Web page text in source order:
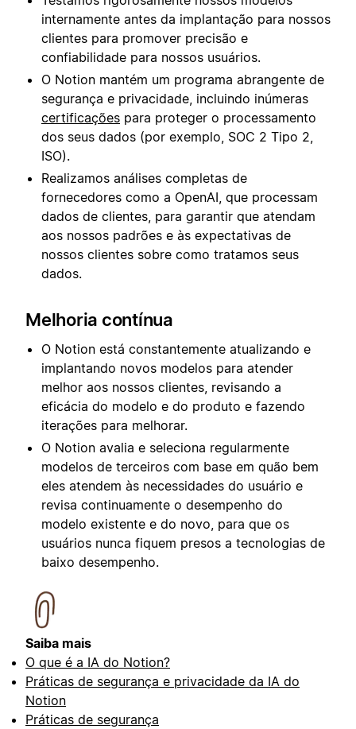
internamente antes da implantação para nossos
clientes para promover precisão e
confiabilidade para nossos usuários.
O Notion mantém um programa abrangente de
segurança e privacidade, incluindo inúmeras
certificações para proteger o processamento
dos seus dados (por exemplo, SOC 2 Tipo 2,
ISO).
Realizamos análises completas de
fornecedores como a OpenAI, que processam
dados de clientes, para garantir que atendam
aos nossos padrões e às expectativas de
nossos clientes sobre como tratamos seus
dados.
Melhoria contínua
O Notion está constantemente atualizando e
implantando novos modelos para atender
melhor aos nossos clientes, revisando a
eficácia do modelo e do produto e fazendo
iterações para melhorar.
O Notion avalia e seleciona regularmente
modelos de terceiros com base em quão bem
eles atendem às necessidades do usuário e
revisa continuamente o desempenho do
modelo existente e do novo, para que os
usuários nunca fiquem presos a tecnologias de
baixo desempenho.
Saiba mais
O que é a IA do Notion?
Práticas de segurança e privacidade da IA do
Notion
Práticas de segurança